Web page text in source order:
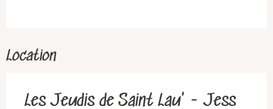
Location
Les Jeudis de Saint Lau' - Jess